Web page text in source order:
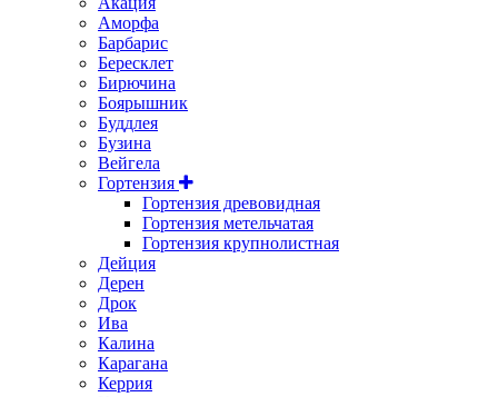
Аморфа
Барбарис
Бересклет
Бирючина
Боярышник
Буддлея
Бузина
Вейгела
Гортензия
Гортензия древовидная
Гортензия метельчатая
Гортензия крупнолистная
Дейция
Дерен
Дрок
Ива
Калина
Карагана
Керрия